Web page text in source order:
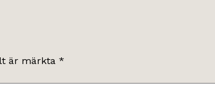
är märkta *